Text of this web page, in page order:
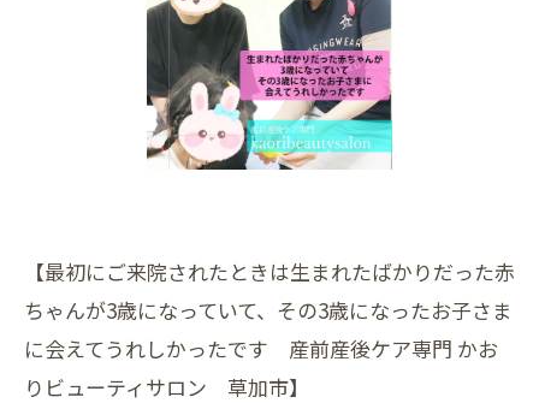
【最初にご来院されたときは生まれたばかりだった赤
ちゃんが3歳になっていて、その3歳になったお子さま
に会えてうれしかったです 産前産後ケア専門 かお
りビューティサロン 草加市】